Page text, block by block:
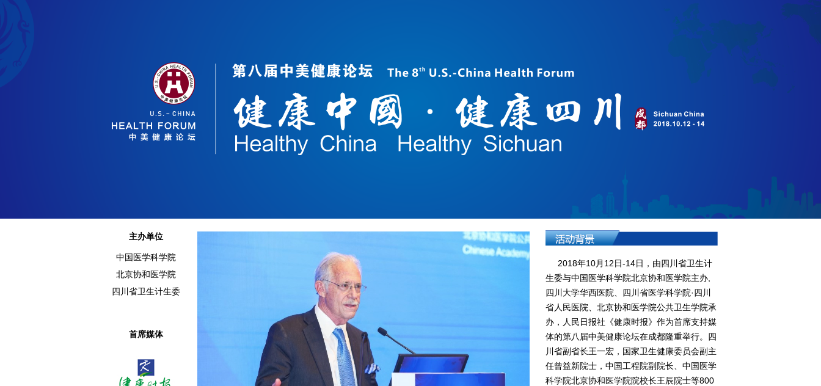
主办单位
中国医学科学院
北京协和医学院
四川省卫生计生委
首席媒体
2018年10月12日-14日，由四川省卫生计
生委与中国医学科学院北京协和医学院主办,
四川大学华西医院、四川省医学科学院·四川
省人民医院、北京协和医学院公共卫生学院承
办，人民日报社《健康时报》作为首席支持媒
体的第八届中美健康论坛在成都隆重举行。四
川省副省长王一宏，国家卫生健康委员会副主
任曾益新院士，中国工程院副院长、中国医学
科学院北京协和医学院院校长王辰院士等800